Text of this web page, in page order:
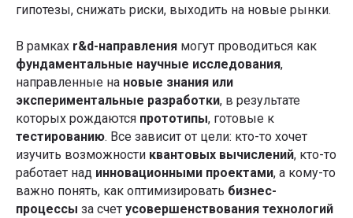
гипотезы, снижать риски, выходить на новые рынки.
В рамках r&d-направления могут проводиться как
фундаментальные научные исследования,
направленные на новые знания или
экспериментальные разработки, в результате
которых рождаются прототипы, готовые к
тестированию. Все зависит от цели: кто-то хочет
изучить возможности квантовых вычислений, кто-то
работает над инновационными проектами, а кому-то
важно понять, как оптимизировать бизнес-
процессы за счет усовершенствования технологий